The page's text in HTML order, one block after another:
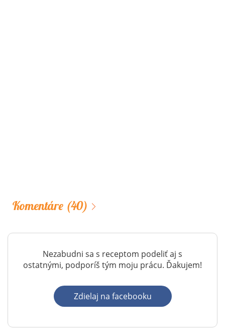
Komentáre (40)
Nezabudni sa s receptom podeliť aj s
ostatnými, podporíš tým moju prácu. Ďakujem!
Zdielaj na facebooku